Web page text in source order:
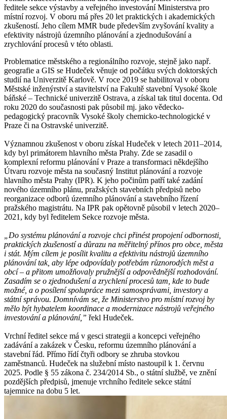
ředitele sekce výstavby a veřejného investování Ministerstva pro
místní rozvoj. V oboru má přes 20 let praktických i akademických
zkušeností. Jeho cílem MMR bude především zvyšování kvality a
efektivity nástrojů územního plánování a zjednodušování a
zrychlování procesů v této oblasti.
Problematice městského a regionálního rozvoje, stejně jako např.
geografie a GIS se Hudeček věnuje od počátku svých doktorských
studií na Univerzitě Karlově. V roce 2019 se habilitoval v oboru
Městské inženýrství a stavitelství na Fakultě stavební Vysoké škole
báňské – Technické univerzitě Ostrava, a získal tak titul docenta. Od
roku 2020 do současnosti pak působil mj. jako vědecko-
pedagogický pracovník Vysoké školy chemicko-technologické v
Praze či na Ostravské univerzitě.
Významnou zkušenost v oboru získal Hudeček v letech 2011–2014,
kdy byl primátorem hlavního města Prahy. Zde se zasadil o
komplexní reformu plánování v Praze a transformaci někdejšího
Útvaru rozvoje města na současný Institut plánování a rozvoje
hlavního města Prahy (IPR). K jeho počinům patří také zadání
nového územního plánu, pražských stavebních předpisů nebo
reorganizace odborů územního plánování a stavebního řízení
pražského magistrátu. Na IPR pak opětovně působil v letech 2020–
2021, kdy byl ředitelem Sekce rozvoje města.
„Do systému plánování a rozvoje chci přinést propojení odbornosti,
praktických zkušeností a důrazu na měřitelný přínos pro obce, města
i stát. Mým cílem je posílit kvalitu a efektivitu nástrojů územního
plánování tak, aby lépe odpovídaly potřebám různorodých měst a
obcí – a přitom umožňovaly pružnější a odpovědnější rozhodování.
Zasadím se o zjednodušení a zrychlení procesů tam, kde to bude
možné, a o posílení spolupráce mezi samosprávami, investory a
státní správou. Domnívám se, že Ministerstvo pro místní rozvoj by
mělo být hybatelem koordinace a modernizace nástrojů veřejného
investování a plánování,” řekl Hudeček.
Vrchní ředitel sekce má v gesci strategii a koncepci veřejného
zadávání a zakázek v Česku, reformu územního plánování a
stavební řád. Přímo řídí čtyři odbory se zhruba stovkou
zaměstnanců. Hudeček na služební místo nastoupil k 1. červnu
2025. Podle § 55 zákona č. 234/2014 Sb., o státní službě, ve znění
pozdějších předpisů, jmenuje vrchního ředitele sekce státní
tajemnice na dobu 5 let.